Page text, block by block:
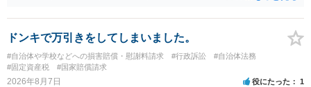
ととなるかと思われます。 個別のご相談を希望される場合は，希望す
る弁護士に面談の予約を入れ日程調整の上で面談を行うと良いでしょ
ドンキで万引きをしてしまいました。
#自治体や学校などへの損害賠償・慰謝料請求 #行政訴訟
#自治体法務
#固定資産税
#国家賠償請求
2026年8月7日 役にたった 1